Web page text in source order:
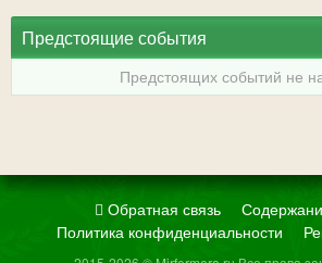
Предстоящие события
Предстоящих событий не
Обратная связь
Политика конфиденциальности